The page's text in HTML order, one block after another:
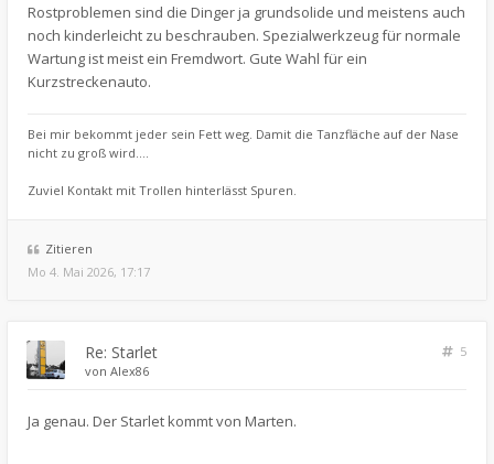
Rostproblemen sind die Dinger ja grundsolide und meistens auch
noch kinderleicht zu beschrauben. Spezialwerkzeug für normale
Wartung ist meist ein Fremdwort. Gute Wahl für ein
Kurzstreckenauto.
Bei mir bekommt jeder sein Fett weg. Damit die Tanzfläche auf der Nase
nicht zu groß wird....
Zuviel Kontakt mit Trollen hinterlässt Spuren.
Zitieren
Mo 4. Mai 2026, 17:17
Re: Starlet
5
von Alex86
Ja genau. Der Starlet kommt von Marten.